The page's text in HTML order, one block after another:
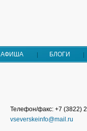
АФИША БЛОГИ
Телефон/факс: +7 (3822)
vseverskeinfo@mail.ru